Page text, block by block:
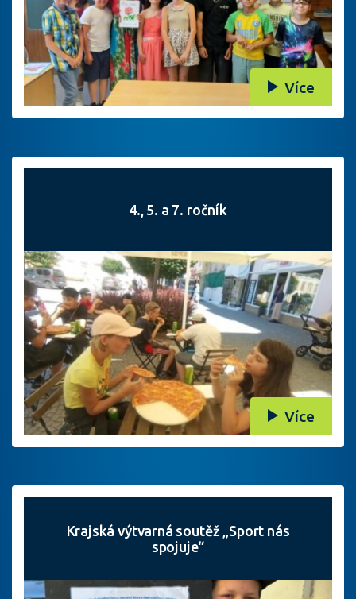
Více
4., 5. a 7. ročník
Více
Krajská výtvarná soutěž „Sport nás
spojuje“